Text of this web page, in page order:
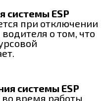
системы ESP
при отключении
о том, что
системы ESP
время работы